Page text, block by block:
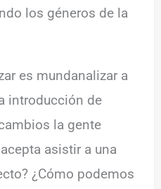
los géneros de la
es mundanalizar a
introducción de
la gente
asistir a una
¿Cómo podemos